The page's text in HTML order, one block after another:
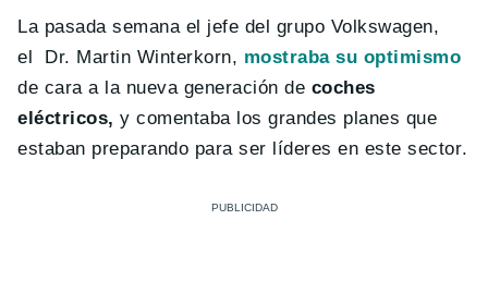
La pasada semana el jefe del grupo Volkswagen,
el Dr. Martin Winterkorn, mostraba su optimismo
de cara a la nueva generación de coches
eléctricos, y comentaba los grandes planes que
estaban preparando para ser líderes en este sector.